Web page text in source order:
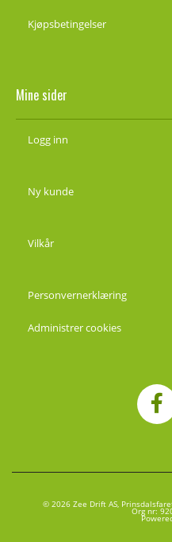
Kjøpsbetingelser
Mine sider
Logg inn
Ny kunde
Vilkår
Personvernerklæring
Administrer cookies
© 2026 Zee Drift AS,
Org nr: